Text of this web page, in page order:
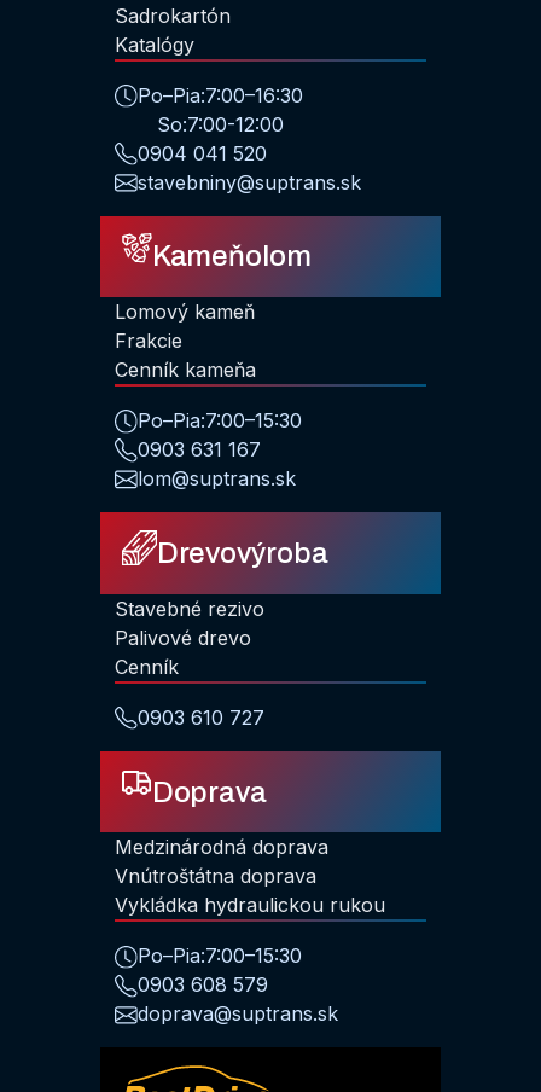
Sadrokartón
Katalógy
Po–Pia:7:00–16:30
So:7:00-12:00
0904 041 520
stavebniny@suptrans.sk
Kameňolom
Lomový kameň
Frakcie
Cenník kameňa
Po–Pia:7:00–15:30
0903 631 167
lom@suptrans.sk
Drevovýroba
Stavebné rezivo
Palivové drevo
Cenník
0903 610 727
Doprava
Medzinárodná doprava
Vnútroštátna doprava
Vykládka hydraulickou rukou
Po–Pia:7:00–15:30
0903 608 579
doprava@suptrans.sk